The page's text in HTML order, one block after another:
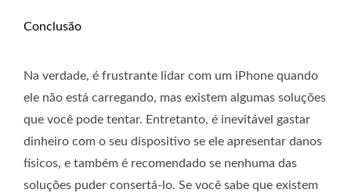
Conclusão
Na verdade, é frustrante lidar com um iPhone quando
ele não está carregando, mas existem algumas soluções
que você pode tentar. Entretanto, é inevitável gastar
dinheiro com o seu dispositivo se ele apresentar danos
físicos, e também é recomendado se nenhuma das
soluções puder consertá-lo. Se você sabe que existem